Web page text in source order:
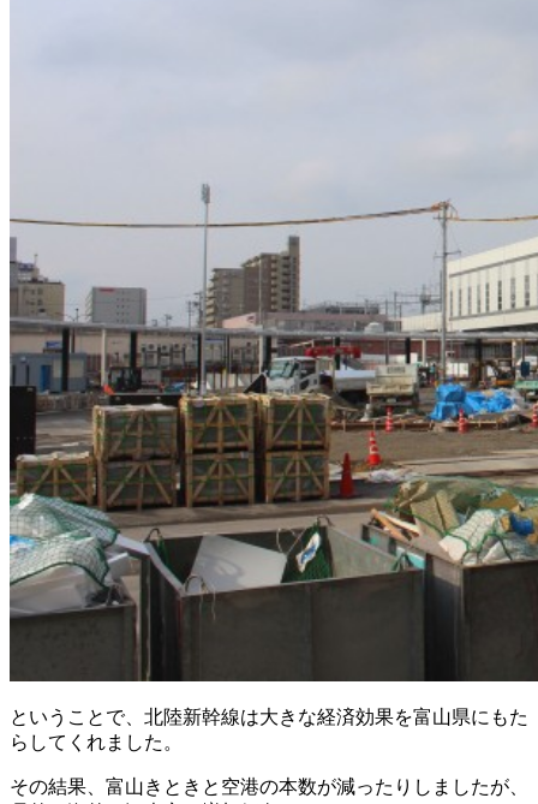
ということで、北陸新幹線は大きな経済効果を富山県にもた
らしてくれました。
その結果、富山きときと空港の本数が減ったりしましたが、